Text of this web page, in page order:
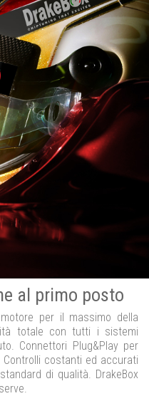
al primo posto
per il massimo della
totale con tutti i sistemi
Connettori Plug&Play per
Controlli costanti ed accurati
di qualità. DrakeBox